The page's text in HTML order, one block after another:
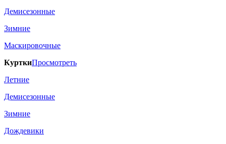
Демисезонные
Зимние
Маскировочные
КурткиПросмотреть
Летние
Демисезонные
Зимние
Дождевики